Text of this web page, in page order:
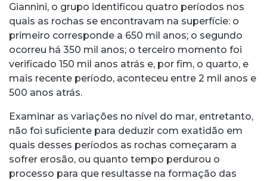
Giannini, o grupo identificou quatro períodos nos
quais as rochas se encontravam na superfície: o
primeiro corresponde a 650 mil anos; o segundo
ocorreu há 350 mil anos; o terceiro momento foi
verificado 150 mil anos atrás e, por fim, o quarto, e
mais recente período, aconteceu entre 2 mil anos e
500 anos atrás.
Examinar as variações no nível do mar, entretanto,
não foi suficiente para deduzir com exatidão em
quais desses períodos as rochas começaram a
sofrer erosão, ou quanto tempo perdurou o
processo para que resultasse na formação das